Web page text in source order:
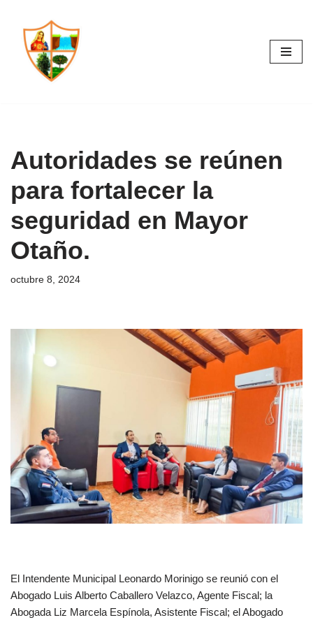
Saltar
contenido
Autoridades se reúnen
para fortalecer la
seguridad en Mayor
Otaño.
octubre 8, 2024
El Intendente Municipal Leonardo Morinigo se reunió con el
Abogado Luis Alberto Caballero Velazco, Agente Fiscal; la
Abogada Liz Marcela Espínola, Asistente Fiscal; el Abogado